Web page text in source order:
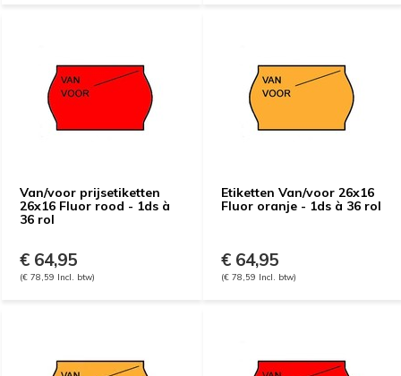
Van/voor prijsetiketten
26x16 Fluor rood - 1ds à
36 rol
€ 64,95
(€ 78,59 Incl. btw)
Etiketten Van/voor 26x16
Fluor oranje - 1ds à 36 rol
€ 64,95
(€ 78,59 Incl. btw)